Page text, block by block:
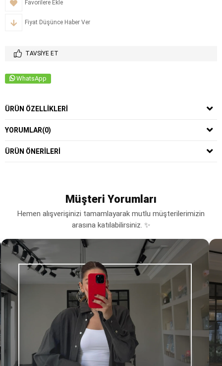
Favorilere Ekle
Fiyat Düşünce Haber Ver
TAVSIYE ET
WhatsApp
ÜRÜN ÖZELLIKLERI
YORUMLAR(0)
ÜRÜN ÖNERILERI
Müşteri Yorumları
Hemen alışverişinizi tamamlayarak mutlu müşterilerimizin
arasına katılabilirsiniz. ✨